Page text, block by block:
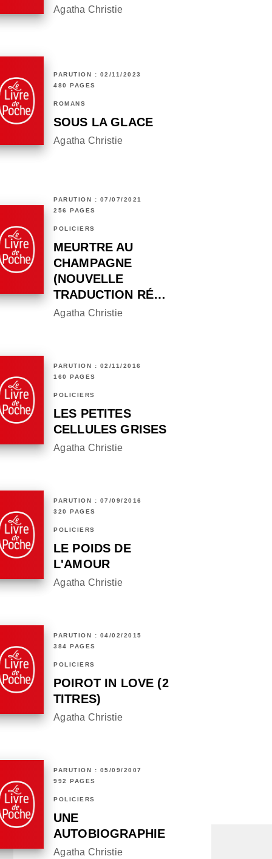
Agatha Christie
PARUTION : 02/11/2023
480 PAGES
ROMANS
SOUS LA GLACE
Agatha Christie
PARUTION : 07/07/2021
256 PAGES
POLICIERS
MEURTRE AU
CHAMPAGNE
(NOUVELLE
TRADUCTION RÉ…
Agatha Christie
PARUTION : 02/11/2016
160 PAGES
POLICIERS
LES PETITES
CELLULES GRISES
Agatha Christie
PARUTION : 07/09/2016
320 PAGES
POLICIERS
LE POIDS DE
L'AMOUR
Agatha Christie
PARUTION : 04/02/2015
384 PAGES
POLICIERS
POIROT IN LOVE (2
TITRES)
Agatha Christie
PARUTION : 05/09/2007
992 PAGES
POLICIERS
UNE
AUTOBIOGRAPHIE
Agatha Christie